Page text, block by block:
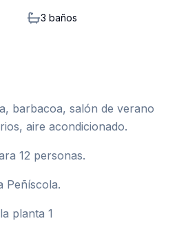
3 baños
barbacoa, salón de verano
aire acondicionado.
12 personas.
Peñíscola.
planta 1